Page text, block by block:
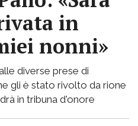
in
nonni»
diverse prese di
gli è stato rivolto da rione
in tribuna d'onore